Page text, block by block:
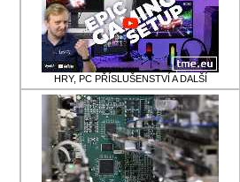
HRY, PC PŘÍSLUŠENSTVÍ A DALŠÍ